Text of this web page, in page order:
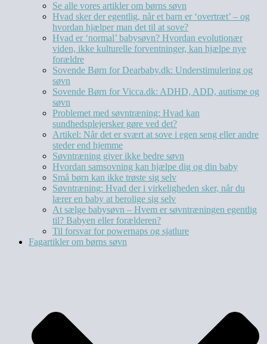
Se alle vores artikler om børns søvn
Hvad sker der egentlig, når et barn er ‘overtræt’ – og
hvordan hjælper man det til at sove?
Hvad er ‘normal’ babysøvn? Hvordan evolutionær
viden, ikke kulturelle forventninger, kan hjælpe nye
forældre
Sovende Børn for Dearbaby.dk: Understimulering og
søvn
Sovende Børn for Vicca.dk: ADHD, ADD, autisme og
søvn
Problemet med søvntræning: Hvad kan
sundhedsplejersker gøre ved det?
Artikel: Når det er svært at sove i egen seng eller andre
steder end hjemme
Søvntræning giver ikke bedre søvn
Hvordan samsovning kan hjælpe dig og din baby
Små børn kan ikke trøste sig selv
Søvntræning: Hvad der i virkeligheden sker, når du
lærer en baby at berolige sig selv
At sælge babysøvn – Hvem er søvntræningen egentlig
til? Babyen eller forælderen?
Til forsvar for powernaps og sjatlure
Fagartikler om børns søvn